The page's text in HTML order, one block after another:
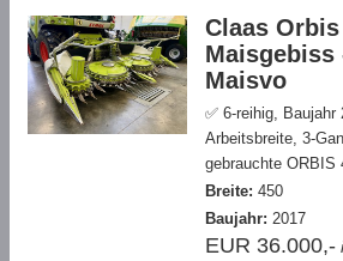
Claas Orbis
Maisgebiss
Maisvo
✅ 6-reihig, Baujahr
Arbeitsbreite, 3-
gebrauchte ORBIS
Breite: 450
Baujahr: 2017
EUR 36.000,-